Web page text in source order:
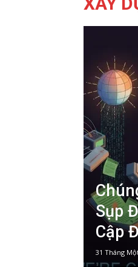
Sụp
Cập
31 Tháng